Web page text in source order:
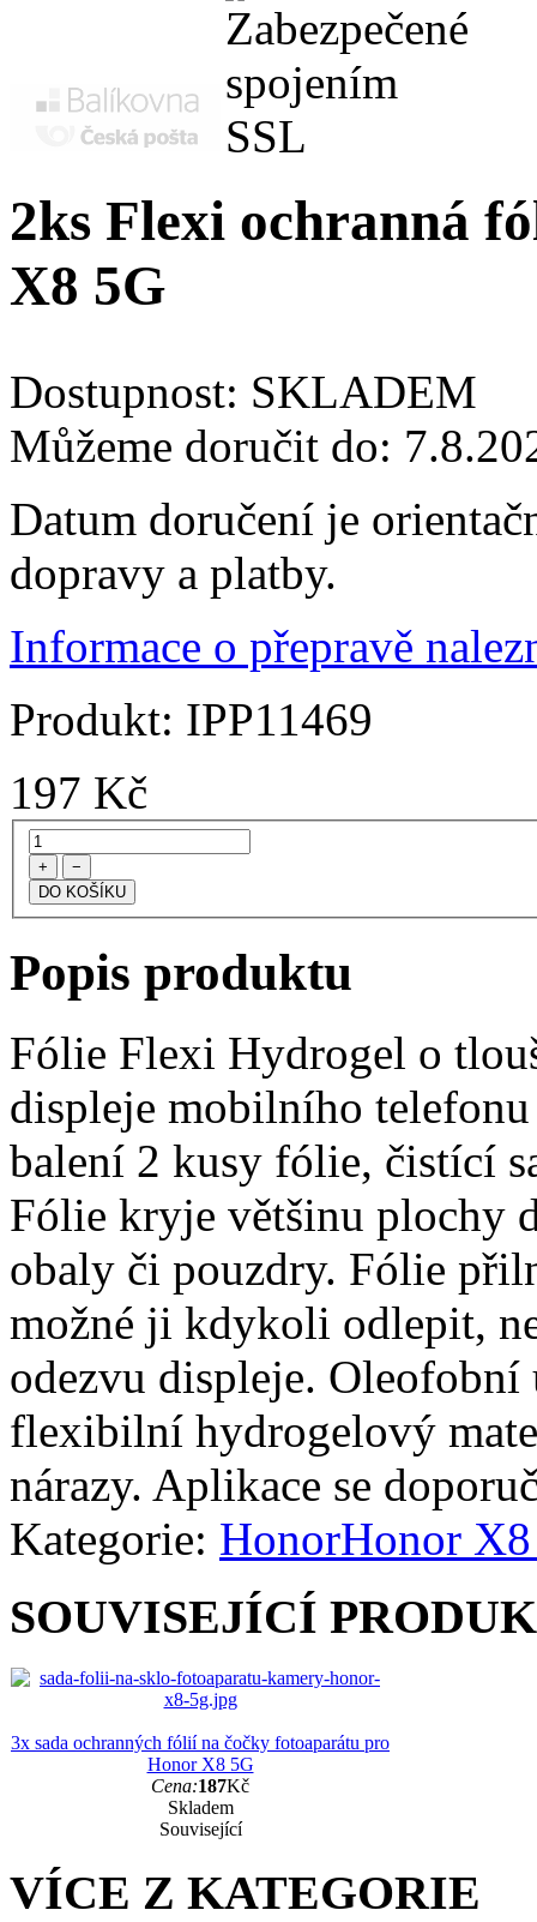
2ks Flexi ochranná
X8 5G
Dostupnost: SKLADEM
Můžeme doručit do:
Datum doručení je
dopravy a platby.
Informace o přepravě
Produkt: IPP11469
197 Kč
+ −
Popis produktu
Fólie Flexi Hydrogel o
displeje mobilního
balení 2 kusy fólie, čistící
Fólie kryje většinu plochy
obaly či pouzdry. Fólie
možné ji kdykoli odlepit,
odezvu displeje.
flexibilní hydrogelový
nárazy. Aplikace se
Kategorie: HonorHonor
SOUVISEJÍCÍ
3x sada ochranných fólií na čočky fotoaparátu pro
Honor X8 5G
Cena:187Kč
Skladem
Související
VÍCE Z KATEGORIE